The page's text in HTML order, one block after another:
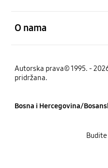
O nama
Autorska prava© 1995. -
pridržana.
Bosna i Hercegovina/